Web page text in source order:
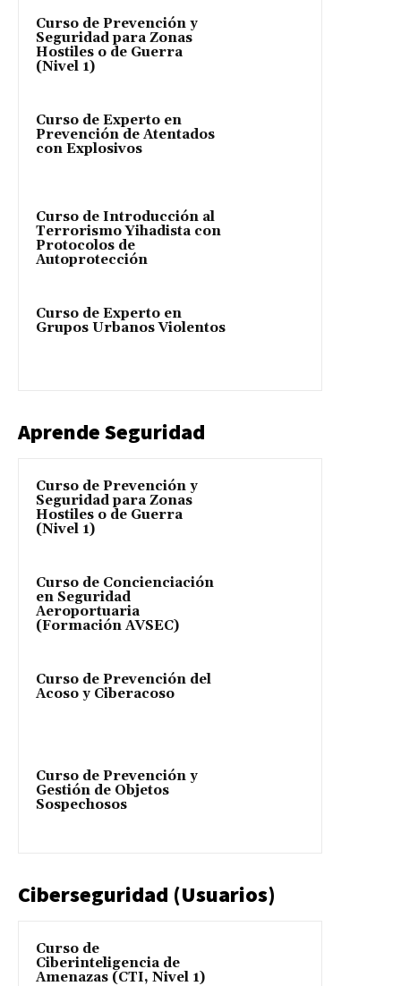
Curso de Prevención y
Seguridad para Zonas
Hostiles o de Guerra
(Nivel 1)
Curso de Experto en
Prevención de Atentados
con Explosivos
Curso de Introducción al
Terrorismo Yihadista con
Protocolos de
Autoprotección
Curso de Experto en
Grupos Urbanos Violentos
Aprende Seguridad
Curso de Prevención y
Seguridad para Zonas
Hostiles o de Guerra
(Nivel 1)
Curso de Concienciación
en Seguridad
Aeroportuaria
(Formación AVSEC)
Curso de Prevención del
Acoso y Ciberacoso
Curso de Prevención y
Gestión de Objetos
Sospechosos
Ciberseguridad (Usuarios)
Curso de
Ciberinteligencia de
Amenazas (CTI, Nivel 1)